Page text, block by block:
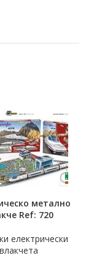
метално
Ref: 720
електрически
влакчета